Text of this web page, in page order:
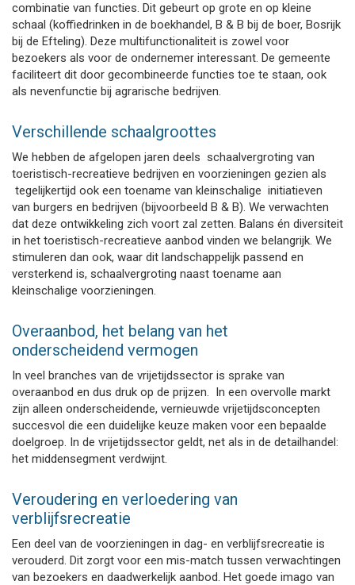
combinatie van functies. Dit gebeurt op grote en op kleine
schaal (koffiedrinken in de boekhandel, B & B bij de boer, Bosrijk
bij de Efteling). Deze multifunctionaliteit is zowel voor
bezoekers als voor de ondernemer interessant. De gemeente
faciliteert dit door gecombineerde functies toe te staan, ook
als nevenfunctie bij agrarische bedrijven.
Verschillende schaalgroottes
We hebben de afgelopen jaren deels schaalvergroting van
toeristisch-recreatieve bedrijven en voorzieningen gezien als
tegelijkertijd ook een toename van kleinschalige initiatieven
van burgers en bedrijven (bijvoorbeeld B & B). We verwachten
dat deze ontwikkeling zich voort zal zetten. Balans én diversiteit
in het toeristisch-recreatieve aanbod vinden we belangrijk. We
stimuleren dan ook, waar dit landschappelijk passend en
versterkend is, schaalvergroting naast toename aan
kleinschalige voorzieningen.
Overaanbod, het belang van het
onderscheidend vermogen
In veel branches van de vrijetijdssector is sprake van
overaanbod en dus druk op de prijzen. In een overvolle markt
zijn alleen onderscheidende, vernieuwde vrijetijdsconcepten
succesvol die een duidelijke keuze maken voor een bepaalde
doelgroep. In de vrijetijdssector geldt, net als in de detailhandel:
het middensegment verdwijnt.
Veroudering en verloedering van
verblijfsrecreatie
Een deel van de voorzieningen in dag- en verblijfsrecreatie is
verouderd. Dit zorgt voor een mis-match tussen verwachtingen
van bezoekers en daadwerkelijk aanbod. Het goede imago van